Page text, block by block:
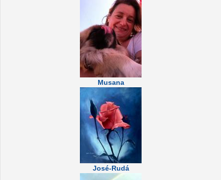
Musana
José-Rudá